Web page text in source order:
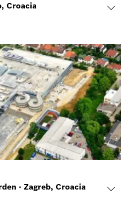
Croacia
- Zagreb, Croacia